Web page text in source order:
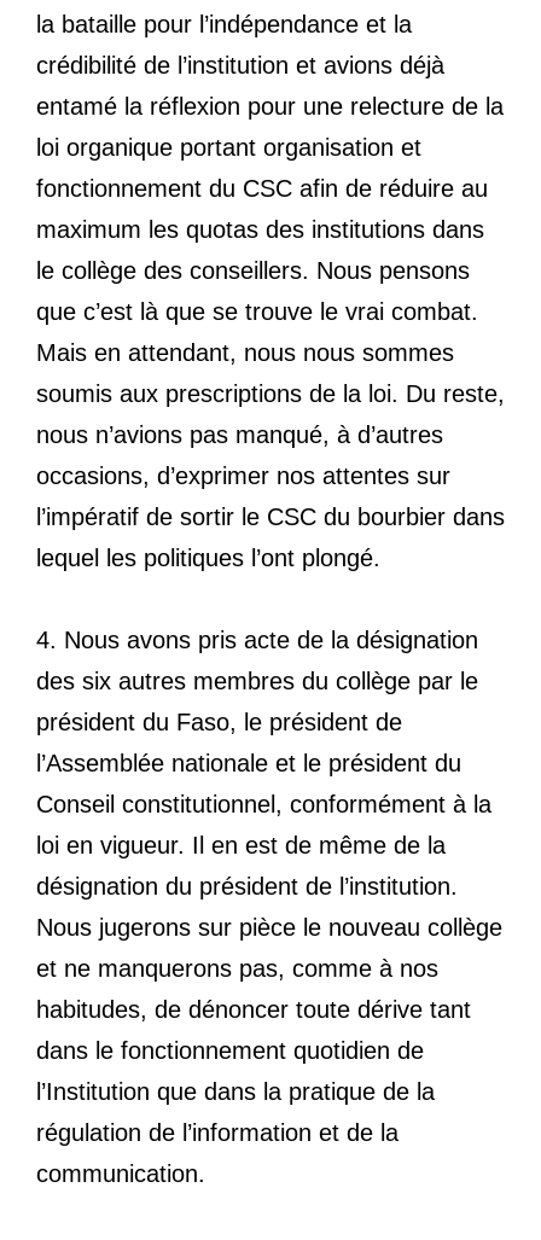
la bataille pour l’indépendance et la
crédibilité de l’institution et avions déjà
entamé la réflexion pour une relecture de la
loi organique portant organisation et
fonctionnement du CSC afin de réduire au
maximum les quotas des institutions dans
le collège des conseillers. Nous pensons
que c’est là que se trouve le vrai combat.
Mais en attendant, nous nous sommes
soumis aux prescriptions de la loi. Du reste,
nous n’avions pas manqué, à d’autres
occasions, d’exprimer nos attentes sur
l’impératif de sortir le CSC du bourbier dans
lequel les politiques l’ont plongé.
4. Nous avons pris acte de la désignation
des six autres membres du collège par le
président du Faso, le président de
l’Assemblée nationale et le président du
Conseil constitutionnel, conformément à la
loi en vigueur. Il en est de même de la
désignation du président de l’institution.
Nous jugerons sur pièce le nouveau collège
et ne manquerons pas, comme à nos
habitudes, de dénoncer toute dérive tant
dans le fonctionnement quotidien de
l’Institution que dans la pratique de la
régulation de l’information et de la
communication.